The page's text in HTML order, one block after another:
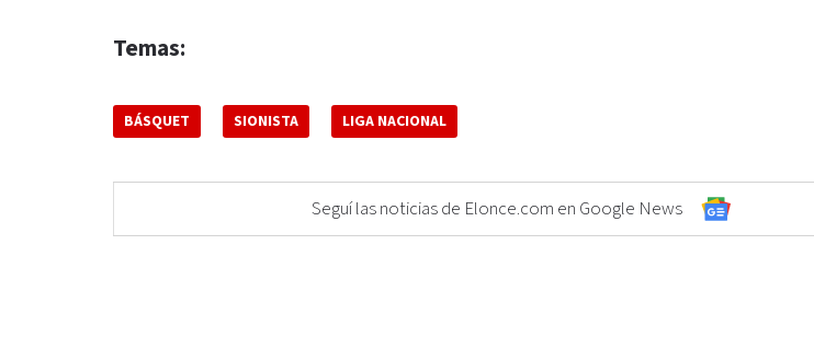
Temas:
BÁSQUET SIONISTA LIGA NACIONAL
Seguí las noticias de Elonce.com en Google News